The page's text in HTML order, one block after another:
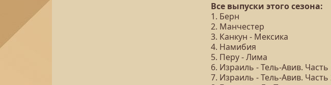
Все выпуски этого сезона:
1. Берн
2. Манчестер
3. Канкун - Мексика
4. Намибия
5. Перу - Лима
6. Израиль - Тель-Авив. Часть
7. Израиль - Тель-Авив. Часть